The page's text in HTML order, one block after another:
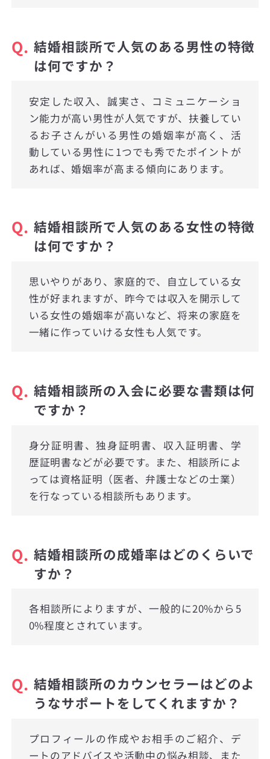
Q. 結婚相談所で人気のある男性の特徴
は何ですか？
安定した収入、誠実さ、コミュニケーショ
ン能力が高い男性が人気ですが、扶養してい
るお子さんがいる男性の婚姻率が高く、活
動している男性に1つでも秀でたポイントが
あれば、婚姻率が高まる傾向にあります。
Q. 結婚相談所で人気のある女性の特徴
は何ですか？
思いやりがあり、家庭的で、自立している女
性が好まれますが、昨今では収入を開示して
いる女性の婚姻率が高いなど、将来の家庭を
一緒に作っていける女性も人気です。
Q. 結婚相談所の入会に必要な書類は何
ですか？
身分証明書、独身証明書、収入証明書、学
歴証明書などが必要です。また、相談所によ
っては資格証明（医者、弁護士などの士業）
を行なっている相談所もあります。
Q. 結婚相談所の成婚率はどのくらいで
すか？
各相談所によりますが、一般的に20%から5
0%程度とされています。
Q. 結婚相談所のカウンセラーはどのよ
うなサポートをしてくれますか？
プロフィールの作成やお相手のご紹介、デ
ートのアドバイスや活動中の悩み相談、また